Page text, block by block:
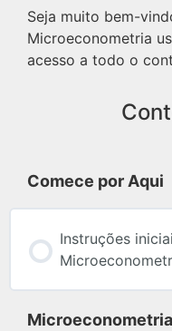
Seja muito bem-
Microeconometria
acesso a todo o
Comece por Aqui
Instruções